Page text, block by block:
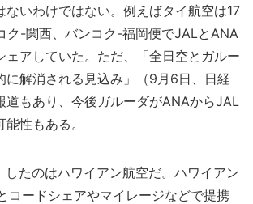
ないわけではない。例えばタイ航空は17
ク-関西、バンコク-福岡便でJALとANA
ェアしていた。ただ、「全日空とガルー
に解消される見込み」（9月6日、日経
道もあり、今後ガルーダがANAからJAL
性もある。
たのはハワイアン航空だ。ハワイアン
コードシェアやマイレージなどで提携